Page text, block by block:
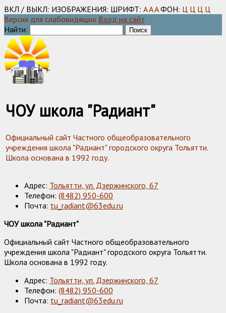
ВКЛ / ВЫКЛ: ИЗОБРАЖЕНИЯ: ШРИФТ: AAA ФОН: Ц Ц Ц Ц
Версия для слабовидящих Вход на сайт
Найти:
ЧОУ школа "Радиант"
Официальный сайт Частного общеобразовательного
учреждения школа "Радиант" городского округа Тольятти.
Школа основана в 1992 году.
Адрес: Тольятти, ул. Дзержинского, 67
Телефон: (8482) 950-600
Почта: tu_radiant@63edu.ru
ЧОУ школа "Радиант"
Официальный сайт Частного общеобразовательного
учреждения школа "Радиант" городского округа Тольятти.
Школа основана в 1992 году.
Адрес: Тольятти, ул. Дзержинского, 67
Телефон: (8482) 950-600
Почта: tu_radiant@63edu.ru